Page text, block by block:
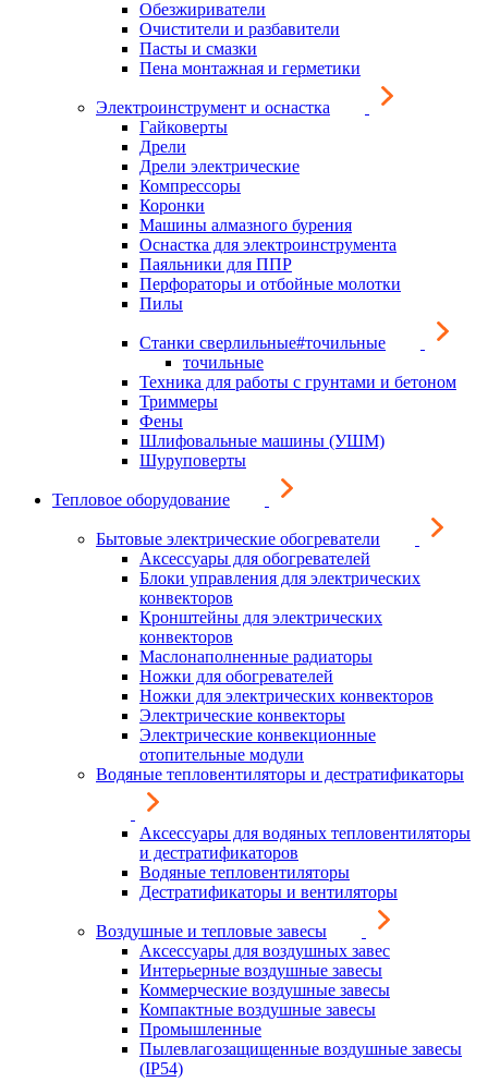
Обезжириватели
Очистители и разбавители
Пасты и смазки
Пена монтажная и герметики
Электроинструмент и оснастка
Гайковерты
Дрели
Дрели электрические
Компрессоры
Коронки
Машины алмазного бурения
Оснастка для электроинструмента
Паяльники для ППР
Перфораторы и отбойные молотки
Пилы
Станки сверлильные#точильные
точильные
Техника для работы с грунтами и бетоном
Триммеры
Фены
Шлифовальные машины (УШМ)
Шуруповерты
Тепловое оборудование
Бытовые электрические обогреватели
Аксессуары для обогревателей
Блоки управления для электрических
конвекторов
Кронштейны для электрических
конвекторов
Маслонаполненные радиаторы
Ножки для обогревателей
Ножки для электрических конвекторов
Электрические конвекторы
Электрические конвекционные
отопительные модули
Водяные тепловентиляторы и дестратификаторы
Аксессуары для водяных тепловентиляторы
и дестратификаторов
Водяные тепловентиляторы
Дестратификаторы и вентиляторы
Воздушные и тепловые завесы
Аксессуары для воздушных завес
Интерьерные воздушные завесы
Коммерческие воздушные завесы
Компактные воздушные завесы
Промышленные
Пылевлагозащищенные воздушные завесы
(IP54)